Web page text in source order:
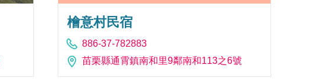
檜意村民宿
886-37-782883
苗栗縣通霄鎮南和里9鄰南和113之6號